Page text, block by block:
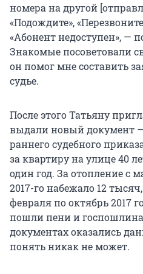
номера на другой
«Подождите»,
«Абонент недоступен», —
Знакомые посоветовали
он помог мне составить
судье.
После этого Татьяну
выдали новый документ —
раннего судебного
за квартиру на улице 40
один год. За отопление с
2017-го набежало 12
февраля по октябрь 2017
пошли пени и
документах оказались
понять никак не может.